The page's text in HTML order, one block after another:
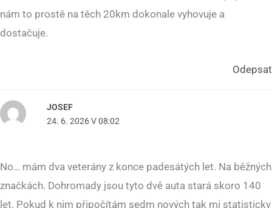
nám to prostě na těch 20km dokonale vyhovuje a
dostačuje.
Odepsat
JOSEF
24. 6. 2026 V 08:02
No… mám dva veterány z konce padesátých let. Na běžných
značkách. Dohromady jsou tyto dvě auta stará skoro 140
let. Pokud k nim připočítám sedm nových tak mi statisticky